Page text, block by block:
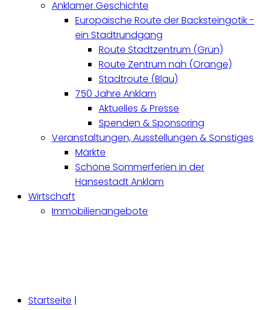
Anklamer Geschichte
Europäische Route der Backsteingotik -
ein Stadtrundgang
Route Stadtzentrum (Grün)
Route Zentrum nah (Orange)
Stadtroute (Blau)
750 Jahre Anklam
Aktuelles & Presse
Spenden & Sponsoring
Veranstaltungen, Ausstellungen & Sonstiges
Märkte
Schöne Sommerferien in der
Hansestadt Anklam
Wirtschaft
Immobilienangebote
Startseite |